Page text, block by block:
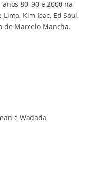
80, 90 e 2000 na
Kim Isac, Ed Soul,
de Marcelo Mancha.
e Wadada